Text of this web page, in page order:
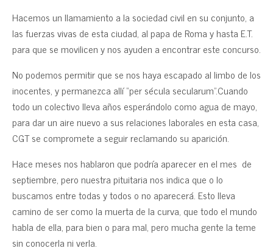
Hacemos un llamamiento a la sociedad civil en su conjunto, a
las fuerzas vivas de esta ciudad, al papa de Roma y hasta E.T.
para que se movilicen y nos ayuden a encontrar este concurso.
No podemos permitir que se nos haya escapado al limbo de los
inocentes, y permanezca allí “per sécula secularum”.Cuando
todo un colectivo lleva años esperándolo como agua de mayo,
para dar un aire nuevo a sus relaciones laborales en esta casa,
CGT se compromete a seguir reclamando su aparición.
Hace meses nos hablaron que podría aparecer en el mes de
septiembre, pero nuestra pituitaria nos indica que o lo
buscamos entre todas y todos o no aparecerá. Esto lleva
camino de ser como la muerta de la curva, que todo el mundo
habla de ella, para bien o para mal, pero mucha gente la teme
sin conocerla ni verla.